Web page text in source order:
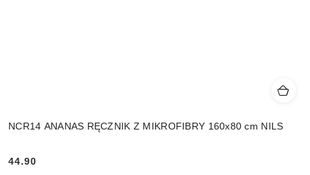
NCR14 ANANAS RĘCZNIK Z MIKROFIBRY 160x80 cm NILS
Cena:
44.90